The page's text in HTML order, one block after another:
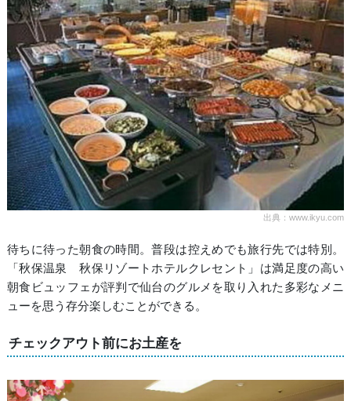
出典：www.ikyu.com
待ちに待った朝食の時間。普段は控えめでも旅行先では特別。
「秋保温泉 秋保リゾートホテルクレセント」は満足度の高い
朝食ビュッフェが評判で仙台のグルメを取り入れた多彩なメニ
ューを思う存分楽しむことができる。
チェックアウト前にお土産を